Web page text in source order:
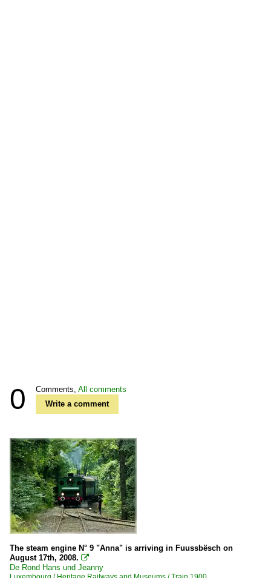
0 Comments, All comments
Write a comment
The steam engine N° 9 "Anna" is arriving in Fuussbësch on
August 17th, 2008. 
De Rond Hans und Jeanny